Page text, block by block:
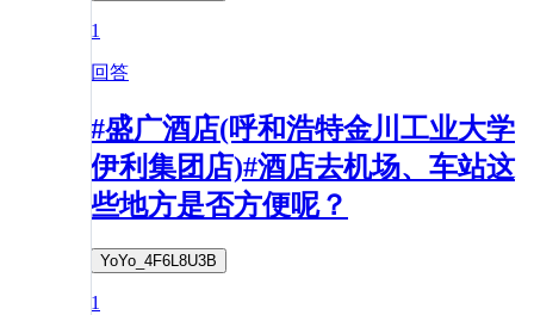
1
回答
#盛广酒店(呼和浩特金川工业大学
伊利集团店)#酒店去机场、车站这
些地方是否方便呢？
YoYo_4F6L8U3B
1